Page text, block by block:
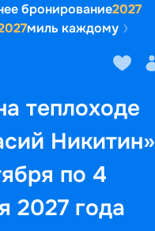
бронирование2027
миль каждому
теплоходе
по 4
2027 года
Выбор кают